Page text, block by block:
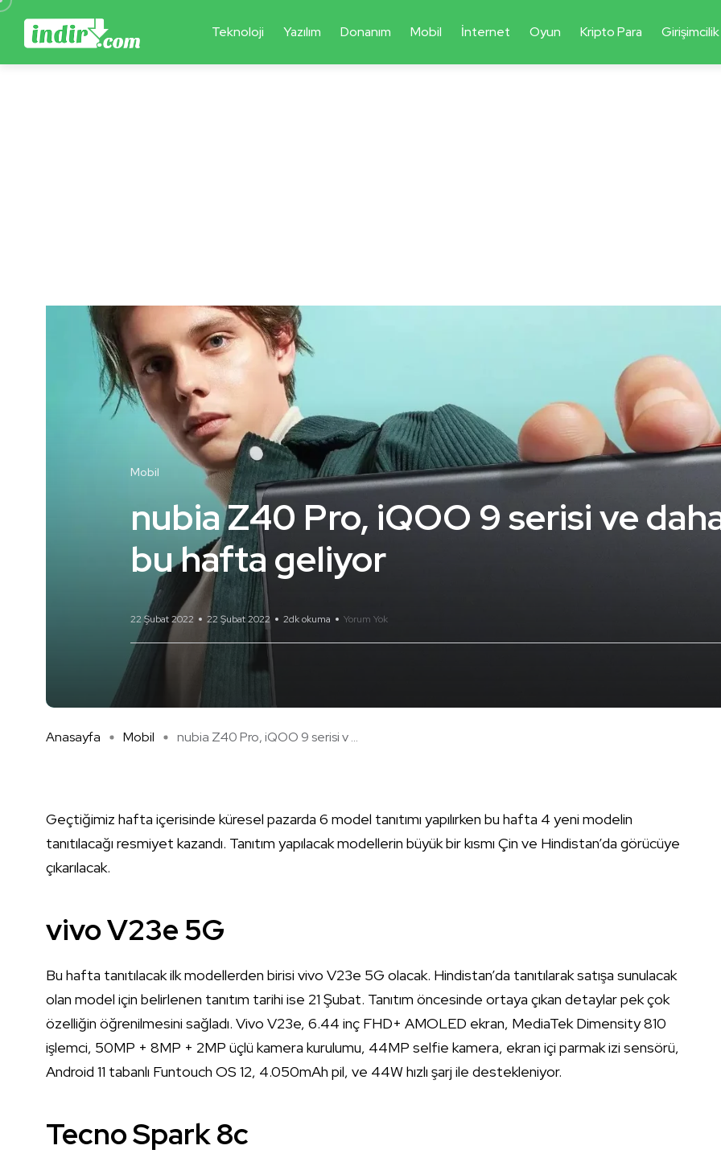
Teknoloji Yazılım Donanım Mobil İnternet Oyun Kripto Para Girişimcilik
Mobil
nubia Z40 Pro, iQOO 9 serisi ve
bu hafta geliyor
22 Şubat 2022 22 Şubat 2022 2dk okuma Yorum Yok
Anasayfa Mobil nubia Z40 Pro, iQOO 9 serisi v ...
Geçtiğimiz hafta içerisinde küresel pazarda 6 model tanıtımı yapılırken bu hafta 4 yeni modelin
tanıtılacağı resmiyet kazandı. Tanıtım yapılacak modellerin büyük bir kısmı Çin ve Hindistan’da görücüye
çıkarılacak.
vivo V23e 5G
Bu hafta tanıtılacak ilk modellerden birisi vivo V23e 5G olacak. Hindistan’da tanıtılarak satışa sunulacak
olan model için belirlenen tanıtım tarihi ise 21 Şubat. Tanıtım öncesinde ortaya çıkan detaylar pek çok
özelliğin öğrenilmesini sağladı. Vivo V23e, 6.44 inç FHD+ AMOLED ekran, MediaTek Dimensity 810
işlemci, 50MP + 8MP + 2MP üçlü kamera kurulumu, 44MP selfie kamera, ekran içi parmak izi sensörü,
Android 11 tabanlı Funtouch OS 12, 4.050mAh pil, ve 44W hızlı şarj ile destekleniyor.
Tecno Spark 8c